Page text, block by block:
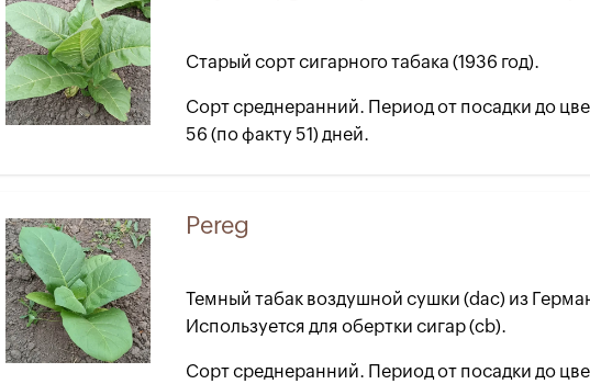
Старый сорт сигарного табака (1936 год).
Сорт среднеранний. Период от посадки до
56 (по факту 51) дней.
Pereg
Темный табак воздушной сушки (dac) из
Используется для обертки сигар (cb).
Сорт среднеранний. Период от посадки до